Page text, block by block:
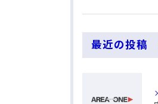
最近の投稿